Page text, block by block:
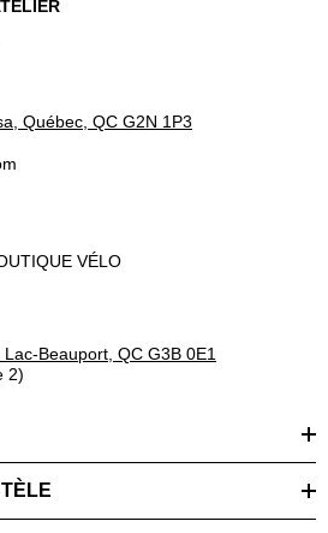
Québec, QC G2N 1P3
VÉLO
Beauport, QC G3B 0E1
2)